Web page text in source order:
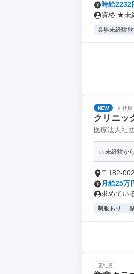
時給2232
資格 ★未
業界未経験歓
NEW 正社員
クリニッ
医療法人社
未経験か
〒182-
月給25万
求めてい
制服あり
正社員